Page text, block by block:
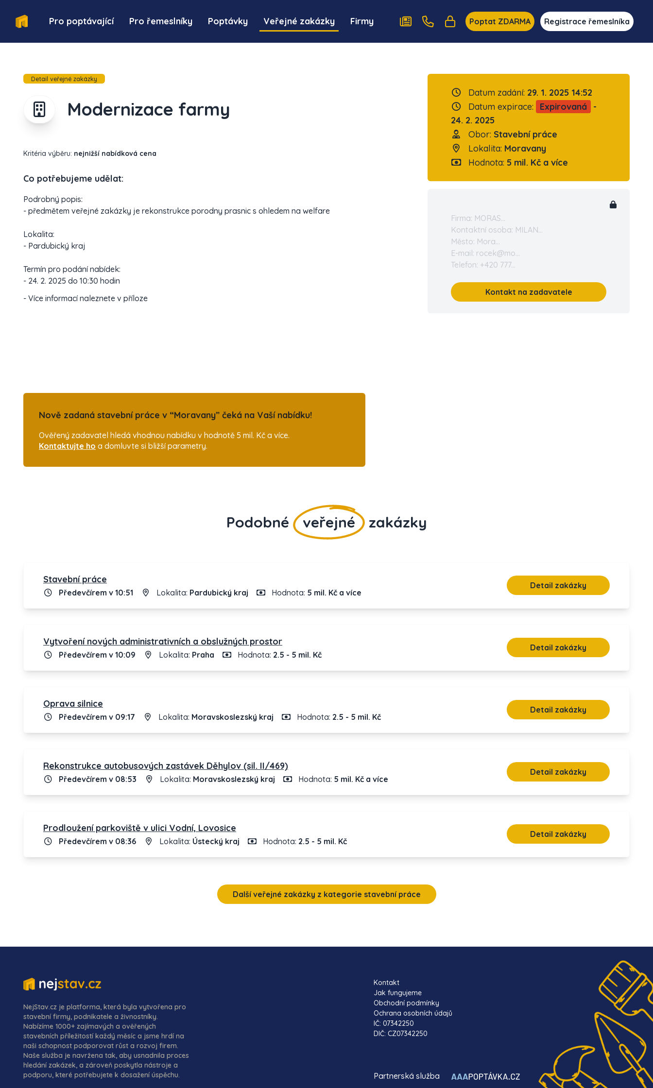
Pro poptávající Pro řemeslníky Poptávky Veřejné zakázky Firmy Poptat ZDARMA Registrace řemeslníka
Detail veřejné zakázky
Modernizace farmy
Kritéria výběru: nejnižší nabídková cena
Co potřebujeme udělat:
Podrobný popis:
- předmětem veřejné zakázky je rekonstrukce porodny prasnic s ohledem na welfare
Lokalita:
- Pardubický kraj
Termín pro podání nabídek:
- 24. 2. 2025 do 10:30 hodin
- Více informací naleznete v příloze
Nově zadaná stavební práce v “Moravany” čeká na Vaší nabídku!
Ověřený zadavatel hledá vhodnou nabídku v hodnotě 5 mil. Kč a více.
Kontaktujte ho a domluvte si bližší parametry.
Datum zadání: 29. 1. 2025 14:52
Datum expirace:
Expirovaná
-
24. 2. 2025
Obor: Stavební práce
Lokalita: Moravany
Hodnota: 5 mil. Kč a více
Firma: MORAS...
Kontaktní osoba: MILAN...
Město: Mora...
E-mail: rocek@mo...
Telefon: +420 777...
Kontakt na zadavatele
Podobné veřejné zakázky
Stavební práce
Předevčírem v 10:51 Lokalita: Pardubický kraj Hodnota: 5 mil. Kč a více
Detail zakázky
Vytvoření nových administrativních a obslužných prostor
Předevčírem v 10:09 Lokalita: Praha Hodnota: 2.5 - 5 mil. Kč
Detail zakázky
Oprava silnice
Předevčírem v 09:17 Lokalita: Moravskoslezský kraj Hodnota: 2.5 - 5 mil. Kč
Detail zakázky
Rekonstrukce autobusových zastávek Děhylov (sil. II/469)
Předevčírem v 08:53 Lokalita: Moravskoslezský kraj Hodnota: 5 mil. Kč a více
Detail zakázky
Prodloužení parkoviště v ulici Vodní, Lovosice
Předevčírem v 08:36 Lokalita: Ústecký kraj Hodnota: 2.5 - 5 mil. Kč
Detail zakázky
Další veřejné zakázky z kategorie stavební práce
NejStav.cz je platforma, která byla vytvořena pro
stavební firmy, podnikatele a živnostníky.
Nabízíme 1000+ zajímavých a ověřených
stavebních příležitostí každý měsíc a jsme hrdí na
naši schopnost podporovat růst a rozvoj firem.
Naše služba je navržena tak, aby usnadnila proces
hledání zakázek, a zároveň poskytla nástroje a
podporu, které potřebujete k dosažení úspěchu.
Kontakt
Jak fungujeme
Obchodní podmínky
Ochrana osobních údajů
IČ: 07342250
DIČ: CZ07342250
Partnerská služba